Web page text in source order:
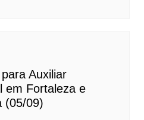
Auxiliar
em Fortaleza e
(05/09)